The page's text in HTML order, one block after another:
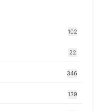
102
22
346
139